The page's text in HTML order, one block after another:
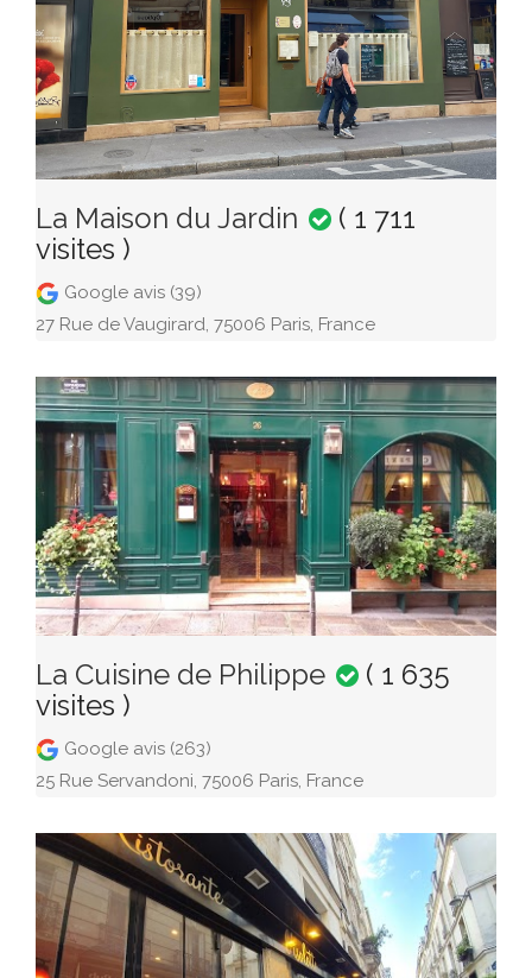
La Maison du Jardin
( 1 711
visites )
Google avis (39)
27 Rue de Vaugirard, 75006 Paris, France
La Cuisine de Philippe
( 1 635
visites )
Google avis (263)
25 Rue Servandoni, 75006 Paris, France